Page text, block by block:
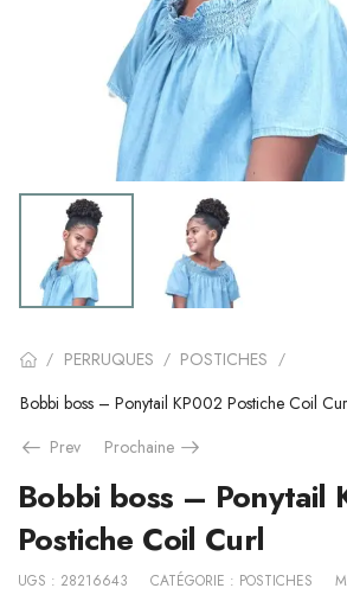
/ PERRUQUES / POSTICHES /
Bobbi boss – Ponytail KP002 Postiche Coil
Prev
Prochaine
Bobbi boss – Ponytail
Postiche Coil Curl
UGS : 28216643 CATÉGORIE : POSTICHES